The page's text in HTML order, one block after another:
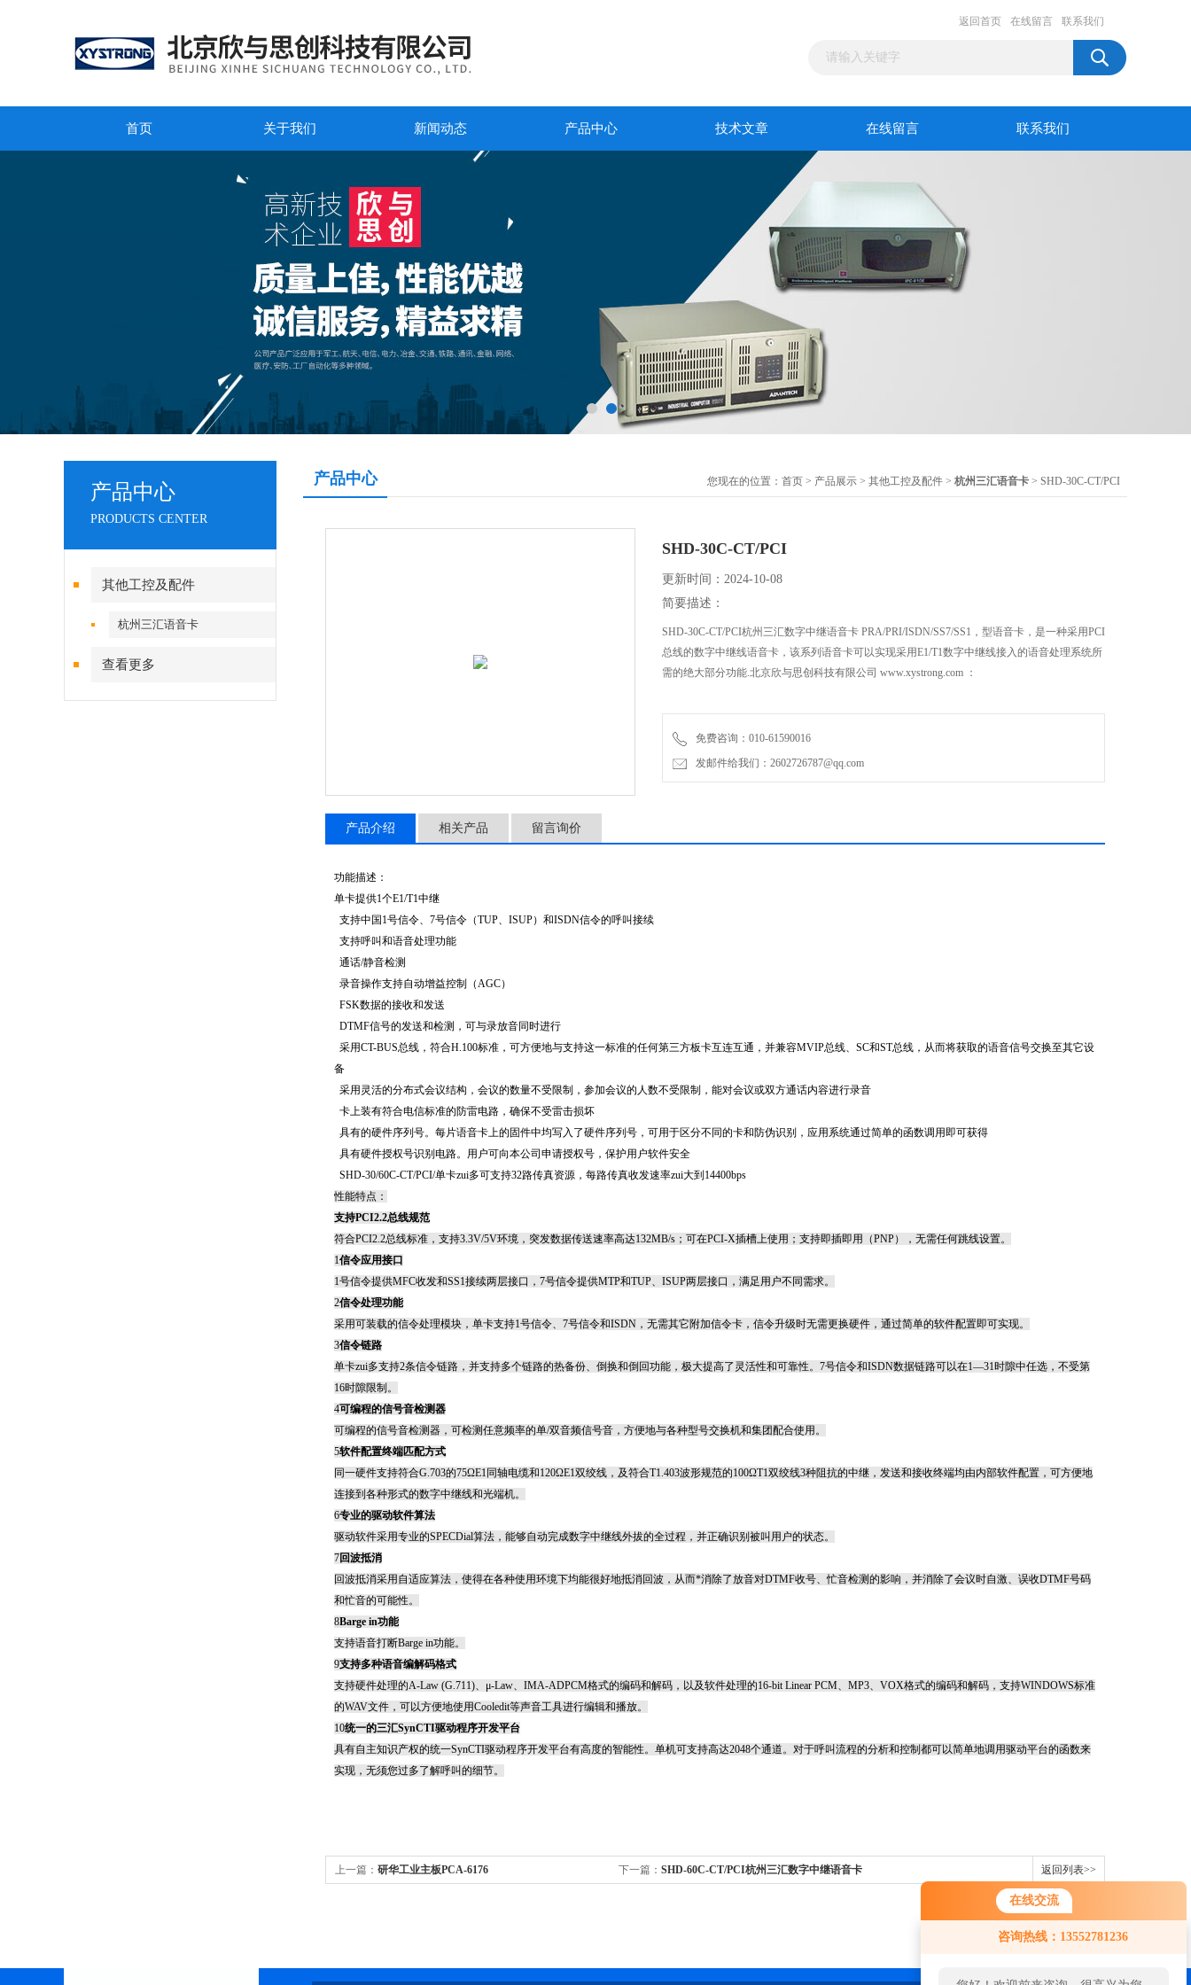
在线交流
咨询热线：13552781236
返回首页 在线留言 联系我们
首页 关于我们 新闻动态 产品中心 技术文章 在线留言 联系我们
产品中心
PRODUCTS CENTER
其他工控及配件
杭州三汇语音卡
查看更多
产品中心 您现在的位置： 首页 > 产品展示 > 其他工控及配件 > 杭州三汇语音卡 > SHD-30C-CT/PCI
SHD-30C-CT/PCI
更新时间：2024-10-08
简要描述：
SHD-30C-CT/PCI杭州三汇数字中继语音卡 PRA/PRI/ISDN/SS7/SS1，型语音卡，是一种采用PCI
总线的数字中继线语音卡，该系列语音卡可以实现采用E1/T1数字中继线接入的语音处理系统所
需的绝大部分功能.北京欣与思创科技有限公司 www.xystrong.com ：
免费咨询：010-61590016
发邮件给我们：2602726787@qq.com
产品介绍 相关产品 留言询价
功能描述：
单卡提供1个E1/T1中继
支持中国 1号信令、 7号信令（TUP、 ISUP）和ISDN信令的呼叫接续
支持呼叫和语音处理功能
通话/静音检测
录音操作支持自动增益控制（AGC）
FSK数据的接收和发送
DTMF信号的发送和检测，可与录放音同时进行
采用CT-BUS总线，符合H.100标准，可方便地与支持这一标准的任何第三方板卡互连互通，并兼容MVIP总线、 SC和ST总线，从而将获取的语音信号交换至其它设
备
采用灵活的分布式会议结构，会议的数量不受限制，参加会议的人数不受限制，能对会议或双方通话内容进行录音
卡上装有符合电信标准的防雷电路，确保不受雷击损坏
具有的硬件序列号。每片语音卡上的固件中均写入了硬件序列号，可用于区分不同的卡和防伪识别，应用系统通过简单的函数调用即可获得
具有硬件授权号识别电路。用户可向本公司申请授权号，保护用户软件安全
SHD-30/60C-CT/PCI/单卡zui多可支持32路传真资源，每路传真收发速率zui大到 14400bps
性能特点：
支持PCI2.2总线规范
符合PCI2.2总线标准，支持3.3V/5V环境，突发数据传送速率高达132MB/s ；可在PCI-X插槽上使用；支持即插即用（PNP），无需任何跳线设置。
1信令应用接口
1号信令提供MFC收发和SS1接续两层接口， 7号信令提供MTP和TUP、 ISUP两层接口，满足用户不同需求。
2信令处理功能
采用可装载的信令处理模块，单卡支持1号信令、 7号信令和ISDN ，无需其它附加信令卡，信令升级时无需更换硬件，通过简单的软件配置即可实现。
3信令链路
单卡zui多支持2条信令链路，并支持多个链路的热备份、倒换和倒回功能，极大提高了灵活性和可靠性。 7号信令和ISDN数据链路可以在1—31时隙中任选，不受第
16时隙限制。
4可编程的信号音检测器
可编程的信号音检测器，可检测任意频率的单/双音频信号音，方便地与各种型号交换机和集团配合使用。
5软件配置终端匹配方式
同一硬件支持符合G.703的75ΩE1 同轴电缆和120ΩE1双绞线，及符合T1.403波形规范的100ΩT1双绞线3种阻抗的中继，发送和接收终端均由内部软件配置，可方便地
连接到各种形式的数字中继线和光端机。
6专业的驱动软件算法
驱动软件采用专业的SPECDial算法，能够自动完成数字中继线外拔的全过程，并正确识别被叫用户的状态。
7回波抵消
回波抵消采用自适应算法，使得在各种使用环境下均能很好地抵消回波，从而*消除了放音对DTMF收号、忙音检测的影响，并消除了会议时自激、误收DTMF号码
和忙音的可能性。
8Barge in功能
支持语音打断Barge in功能。
9支持多种语音编解码格式
支持硬件处理的A-Law (G.711)、 μ-Law、 IMA-ADPCM格式的编码和解码，以及软件处理的16-bit Linear PCM、 MP3、 VOX格式的编码和解码，支持WINDOWS标准
的WAV文件，可以方便地使用Cooledit等声音工具进行编辑和播放。
10统一的三汇SynCTI驱动程序开发平台
具有自主知识产权的统一SynCTI驱动程序开发平台有高度的智能性。单机可支持高达2048个通道。对于呼叫流程的分析和控制都可以简单地调用驱动平台的函数来
实现，无须您过多了解呼叫的细节。
上一篇： 研华工业主板PCA-6176 下一篇： SHD-60C-CT/PCI杭州三汇数字中继语音卡 返回列表>>